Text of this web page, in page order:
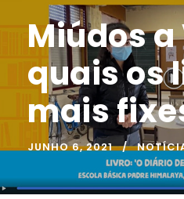
Miúdos
quais os
mais
JUNHO 6, 2021